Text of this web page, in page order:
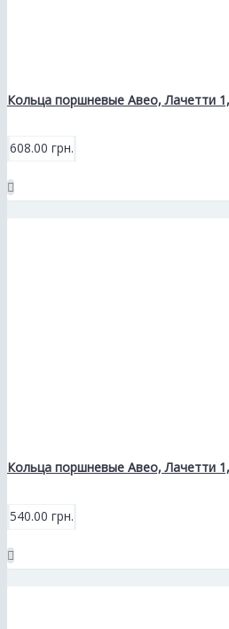
Кольца поршневые Авео, Лачетти
608.00 грн.
Кольца поршневые Авео, Лачетти
540.00 грн.